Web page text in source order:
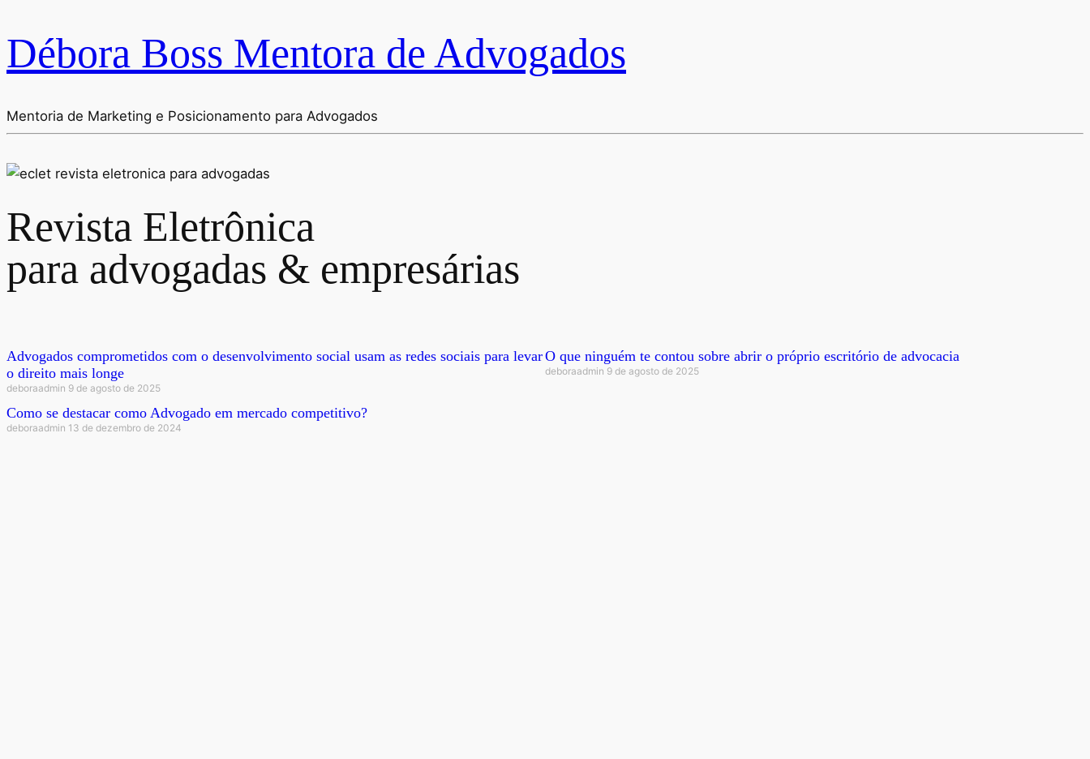
Débora Boss Mentora de Advogados
Mentoria de Marketing e Posicionamento para Advogados
Revista Eletrônica
para advogadas & empresárias
Advogados comprometidos com o desenvolvimento social usam as redes sociais para levar
o direito mais longe
deboraadmin 9 de agosto de 2025
O que ninguém te contou sobre abrir o próprio escritório de advocacia
deboraadmin 9 de agosto de 2025
Como se destacar como Advogado em mercado competitivo?
deboraadmin 13 de dezembro de 2024